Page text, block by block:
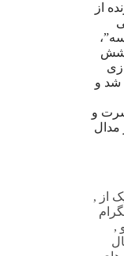
2016 – زنده از
شد و
و
مدال
از ,
,